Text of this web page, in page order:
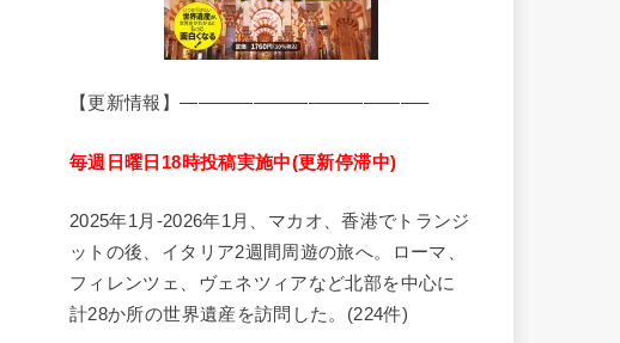
【更新情報】—————————————–
毎週日曜日18時投稿実施中(更新停滞中)
2025年1月-2026年1月、マカオ、香港でトランジ
ットの後、イタリア2週間周遊の旅へ。ローマ、
フィレンツェ、ヴェネツィアなど北部を中心に
計28か所の世界遺産を訪問した。(224件)